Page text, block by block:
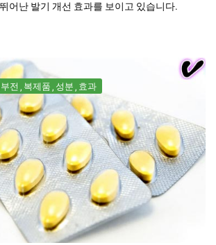
어난 발기 개선 효과를 보이고 있습니다.
전 복제품 성분 효과